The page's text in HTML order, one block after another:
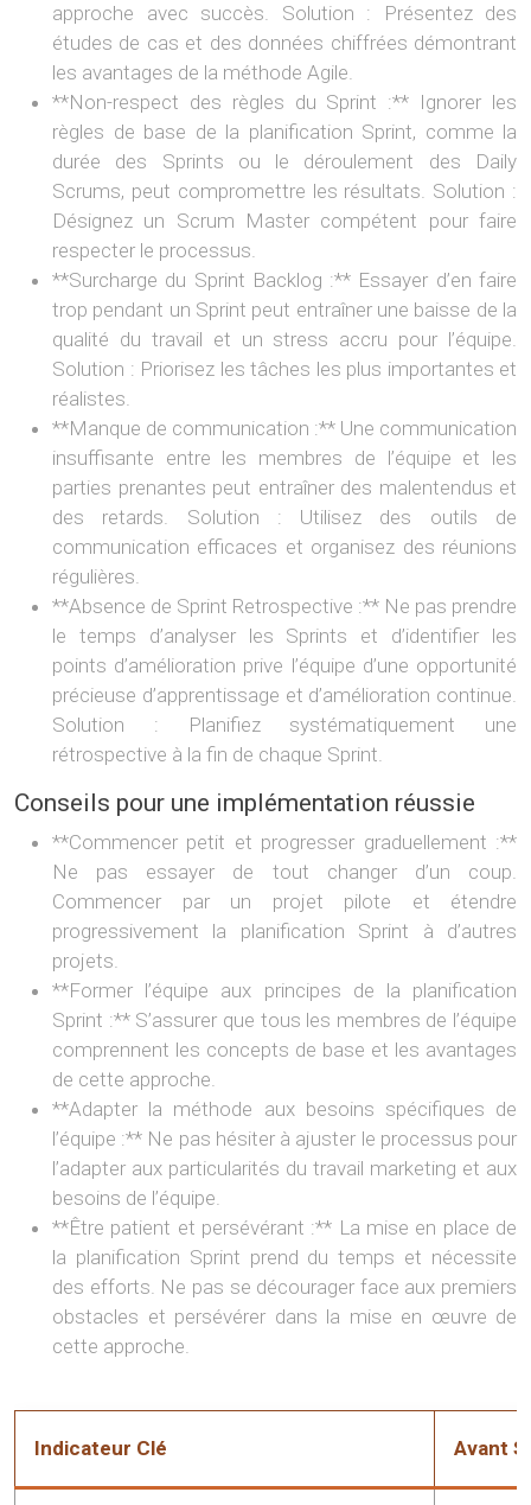
approche avec succès. Solution : Présentez des
études de cas et des données chiffrées démontrant
les avantages de la méthode Agile.
**Non-respect des règles du Sprint :** Ignorer les
règles de base de la planification Sprint, comme la
durée des Sprints ou le déroulement des Daily
Scrums, peut compromettre les résultats. Solution :
Désignez un Scrum Master compétent pour faire
respecter le processus.
**Surcharge du Sprint Backlog :** Essayer d’en faire
trop pendant un Sprint peut entraîner une baisse de la
qualité du travail et un stress accru pour l’équipe.
Solution : Priorisez les tâches les plus importantes et
réalistes.
**Manque de communication :** Une communication
insuffisante entre les membres de l’équipe et les
parties prenantes peut entraîner des malentendus et
des retards. Solution : Utilisez des outils de
communication efficaces et organisez des réunions
régulières.
**Absence de Sprint Retrospective :** Ne pas prendre
le temps d’analyser les Sprints et d’identifier les
points d’amélioration prive l’équipe d’une opportunité
précieuse d’apprentissage et d’amélioration continue.
Solution : Planifiez systématiquement une
rétrospective à la fin de chaque Sprint.
Conseils pour une implémentation réussie
**Commencer petit et progresser graduellement :**
Ne pas essayer de tout changer d’un coup.
Commencer par un projet pilote et étendre
progressivement la planification Sprint à d’autres
projets.
**Former l’équipe aux principes de la planification
Sprint :** S’assurer que tous les membres de l’équipe
comprennent les concepts de base et les avantages
de cette approche.
**Adapter la méthode aux besoins spécifiques de
l’équipe :** Ne pas hésiter à ajuster le processus pour
l’adapter aux particularités du travail marketing et aux
besoins de l’équipe.
**Être patient et persévérant :** La mise en place de
la planification Sprint prend du temps et nécessite
des efforts. Ne pas se décourager face aux premiers
obstacles et persévérer dans la mise en œuvre de
cette approche.
Indicateur Clé Avant